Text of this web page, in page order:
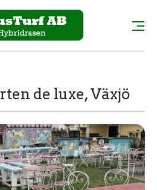
de luxe, Växjö